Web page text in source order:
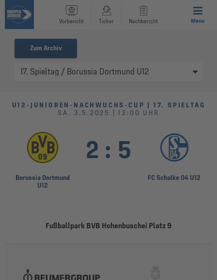
Vorbericht Ticker Nachbericht Menu
Zum Archiv
U12-JUNIOREN-NACHWUCHS-CUP | 17. SPIELTAG
SA. 3.5.2025 | 13:00 UHR
Borussia Dortmund
U12
2 : 5
FC Schalke 04 U12
Fußballpark BVB Hohenbuschei Platz 9